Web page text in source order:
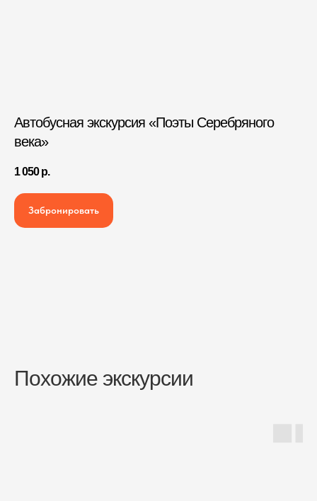
Автобусная экскурсия «Поэты Серебряного
века»
1 050 р.
Забронировать
Похожие экскурсии